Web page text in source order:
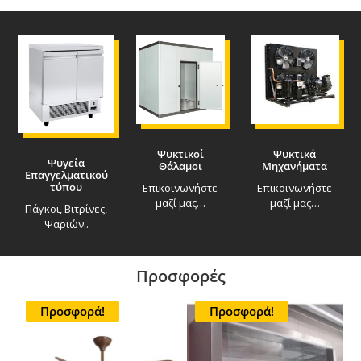
Ψυγεία
Επαγγελματικού
τύπου
Πάγκοι, Βιτρίνες,
Ψαριών..
Ψυκτικοί
Θάλαμοι
Επικοινωνήστε
μαζί μας…
Ψυκτικά
Μηχανήματα
Επικοινωνήστε
μαζί μας…
Προσφορές
Προσφορά! Προσφορά!